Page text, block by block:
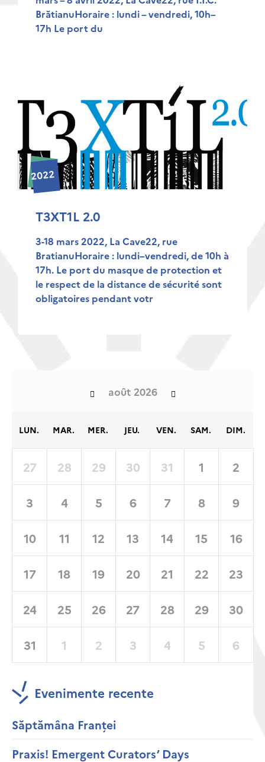
BrătianuHoraire : lundi – vendredi, 10h–
17h Le port du
2022
T3XT1L 2.0
3-18 mars 2022, La Cave22, rue
BratianuHoraire : lundi–vendredi, de 10h à
17h. Le port du masque de protection et
le respect de la distance de sécurité sont
obligatoires pendant votr
août 2026
LUN. MAR. MER. JEU. VEN. SAM. DIM.
27 28 29 30 31 1 2
3 4 5 6 7 8 9
10 11 12 13 14 15 16
17 18 19 20 21 22 23
24 25 26 27 28 29 30
31 1 2 3 4 5 6
Evenimente recente
Săptămâna Franței
Praxis! Emergent Curators’ Days